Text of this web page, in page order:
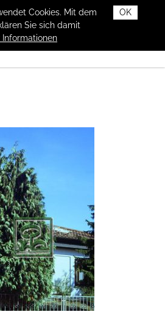
OK
Cookies. Mit dem
Sie sich damit
Informationen